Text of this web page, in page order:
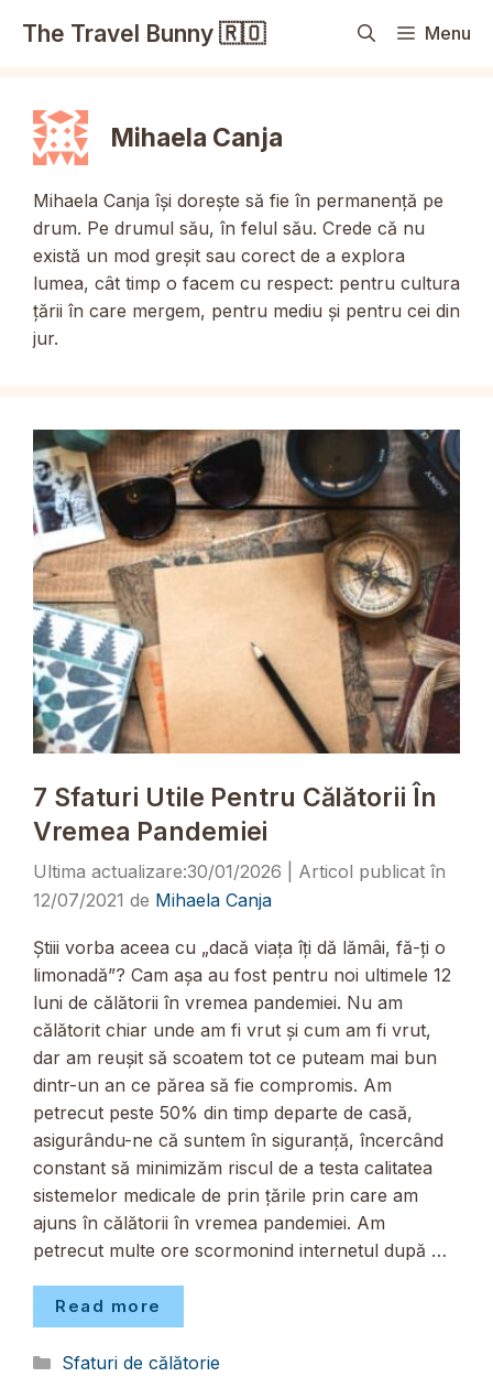
The Travel Bunny 🇷🇴 Menu
Mihaela Canja
Mihaela Canja își dorește să fie în permanență pe
drum. Pe drumul său, în felul său. Crede că nu
există un mod greșit sau corect de a explora
lumea, cât timp o facem cu respect: pentru cultura
țării în care mergem, pentru mediu și pentru cei din
jur.
7 Sfaturi Utile Pentru Călătorii În
Vremea Pandemiei
30/01/2026
12/07/2021 de Mihaela Canja
Știii vorba aceea cu „dacă viața îți dă lămâi, fă-ți o
limonadă”? Cam așa au fost pentru noi ultimele 12
luni de călătorii în vremea pandemiei. Nu am
călătorit chiar unde am fi vrut și cum am fi vrut,
dar am reușit să scoatem tot ce puteam mai bun
dintr-un an ce părea să fie compromis. Am
petrecut peste 50% din timp departe de casă,
asigurându-ne că suntem în siguranță, încercând
constant să minimizăm riscul de a testa calitatea
sistemelor medicale de prin țările prin care am
ajuns în călătorii în vremea pandemiei. Am
petrecut multe ore scormonind internetul după …
Read more
Categorii
Sfaturi de călătorie